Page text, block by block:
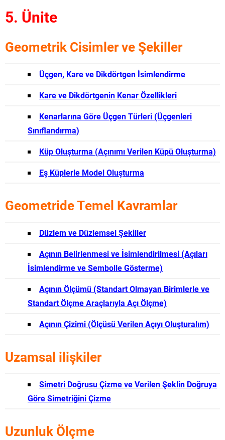
5. Ünite
Geometrik Cisimler ve Şekiller
Üçgen, Kare ve Dikdörtgen İsimlendirme
Kare ve Dikdörtgenin Kenar Özellikleri
Kenarlarına Göre Üçgen Türleri (Üçgenleri
Sınıflandırma)
Küp Oluşturma (Açınımı Verilen Küpü Oluşturma)
Eş Küplerle Model Oluşturma
Geometride Temel Kavramlar
Düzlem ve Düzlemsel Şekiller
Açının Belirlenmesi ve İsimlendirilmesi (Açıları
İsimlendirme ve Sembolle Gösterme)
Açının Ölçümü (Standart Olmayan Birimlerle ve
Standart Ölçme Araçlarıyla Açı Ölçme)
Açının Çizimi (Ölçüsü Verilen Açıyı Oluşturalım)
Uzamsal ilişkiler
Simetri Doğrusu Çizme ve Verilen Şeklin Doğruya
Göre Simetriğini Çizme
Uzunluk Ölçme